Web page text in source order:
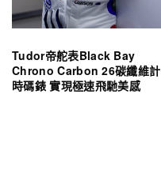
Tudor帝舵表Black Bay
Chrono Carbon 26碳纖維計
時碼錶 實現極速飛馳美感